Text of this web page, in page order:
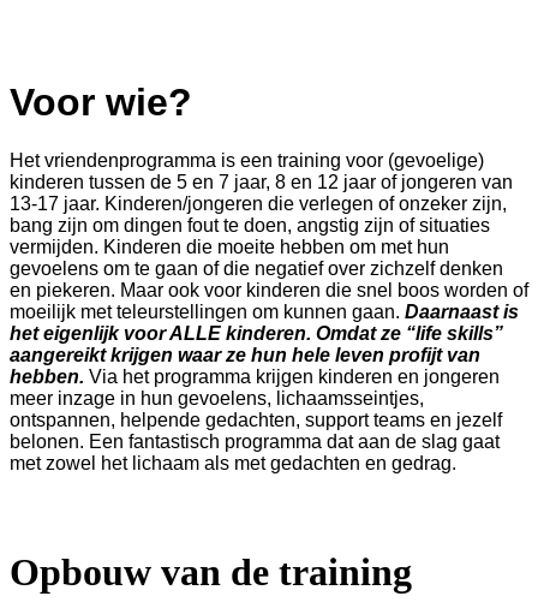
Voor wie?
Het vriendenprogramma is een training voor (gevoelige)
kinderen tussen de 5 en 7 jaar, 8 en 12 jaar of jongeren van
13-17 jaar. Kinderen/jongeren die verlegen of onzeker zijn,
bang zijn om dingen fout te doen, angstig zijn of situaties
vermijden. Kinderen die moeite hebben om met hun
gevoelens om te gaan of die negatief over zichzelf denken
en piekeren. Maar ook voor kinderen die snel boos worden of
moeilijk met teleurstellingen om kunnen gaan. Daarnaast is
het eigenlijk voor ALLE kinderen. Omdat ze “life skills”
aangereikt krijgen waar ze hun hele leven profijt van
hebben. Via het programma krijgen kinderen en jongeren
meer inzage in hun gevoelens, lichaamsseintjes,
ontspannen, helpende gedachten, support teams en jezelf
belonen. Een fantastisch programma dat aan de slag gaat
met zowel het lichaam als met gedachten en gedrag.
Opbouw van de training